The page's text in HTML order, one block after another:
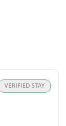
VERIFIED STAY